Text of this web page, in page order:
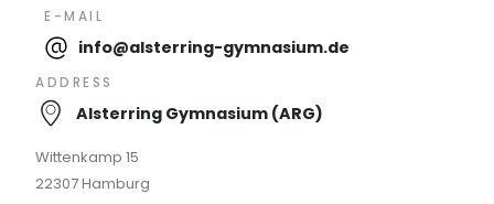
E-MAIL
info@alsterring-gymnasium.de
ADDRESS
Alsterring Gymnasium (ARG)
Wittenkamp 15
22307 Hamburg